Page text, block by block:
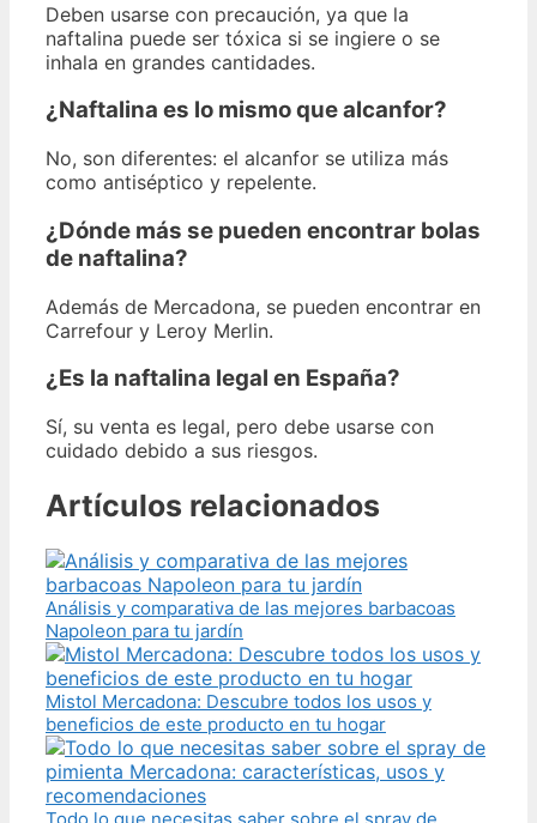
Deben usarse con precaución, ya que la
naftalina puede ser tóxica si se ingiere o se
inhala en grandes cantidades.
¿Naftalina es lo mismo que alcanfor?
No, son diferentes: el alcanfor se utiliza más
como antiséptico y repelente.
¿Dónde más se pueden encontrar bolas
de naftalina?
Además de Mercadona, se pueden encontrar en
Carrefour y Leroy Merlin.
¿Es la naftalina legal en España?
Sí, su venta es legal, pero debe usarse con
cuidado debido a sus riesgos.
Artículos relacionados
Análisis y comparativa de las mejores barbacoas
Napoleon para tu jardín
Mistol Mercadona: Descubre todos los usos y
beneficios de este producto en tu hogar
Todo lo que necesitas saber sobre el spray de